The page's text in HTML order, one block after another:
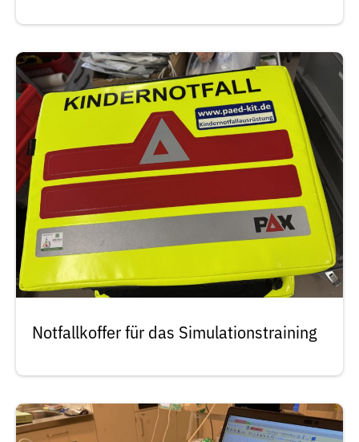
Notfallkoffer für das Simulationstraining